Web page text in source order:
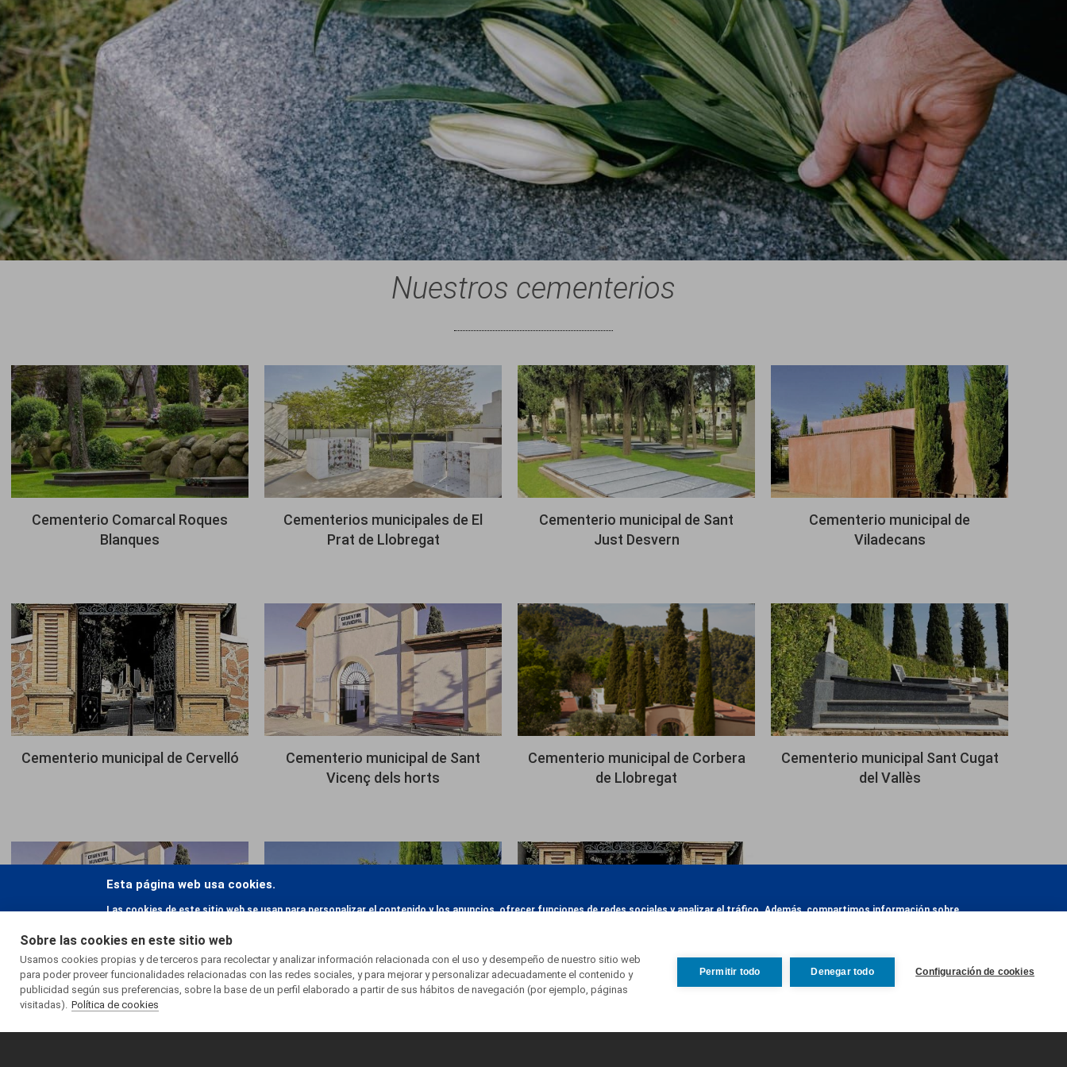
Nuestros cementerios
Imagen
Cementerio Comarcal Roques
Blanques
Cementerios municipales de El
Prat de Llobregat
Imagen
Cementerio municipal de Sant
Just Desvern
Cementerio municipal de
Viladecans
Imagen
Cementerio municipal de Cervelló
Imagen
Cementerio municipal de Sant
Vicenç dels horts
Imagen
Cementerio municipal de Corbera
de Llobregat
Imagen
Cementerio municipal Sant Cugat
del Vallès
Imagen
Cementerio municipal de
Castellar del Vallès
Cementerios municipales de
Imagen
Cementerio parroquial de Sant
Sobre las cookies en este sitio web
Usamos cookies propias y de terceros para recolectar y analizar información relacionada con el uso y desempeño de nuestro sitio web
para poder proveer funcionalidades relacionadas con las redes sociales, y para mejorar y personalizar adecuadamente el contenido y
publicidad según sus preferencias, sobre la base de un perfil elaborado a partir de sus hábitos de navegación (por ejemplo, páginas
visitadas). Política de cookies
Permitir todo Denegar todo Configuración de cookies
Esta página web usa cookies.
Las cookies de este sitio web se usan para personalizar el contenido y los anuncios, ofrecer funciones de redes sociales y analizar el tráfico. Además, compartimos información sobre
el uso que haga del sitio web con nuestros partners de redes sociales, publicidad y análisis web, quienes pueden combinarla con otra información que les haya proporcionado o que
hayan recopilado a partir del uso que haya hecho de sus servicios. Más información
Revocar